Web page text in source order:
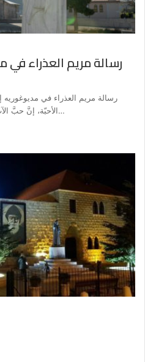
الأحبّة، إنَّ حبَّ الآب السماوي وطيبتَه يعطيان الإلهامات…